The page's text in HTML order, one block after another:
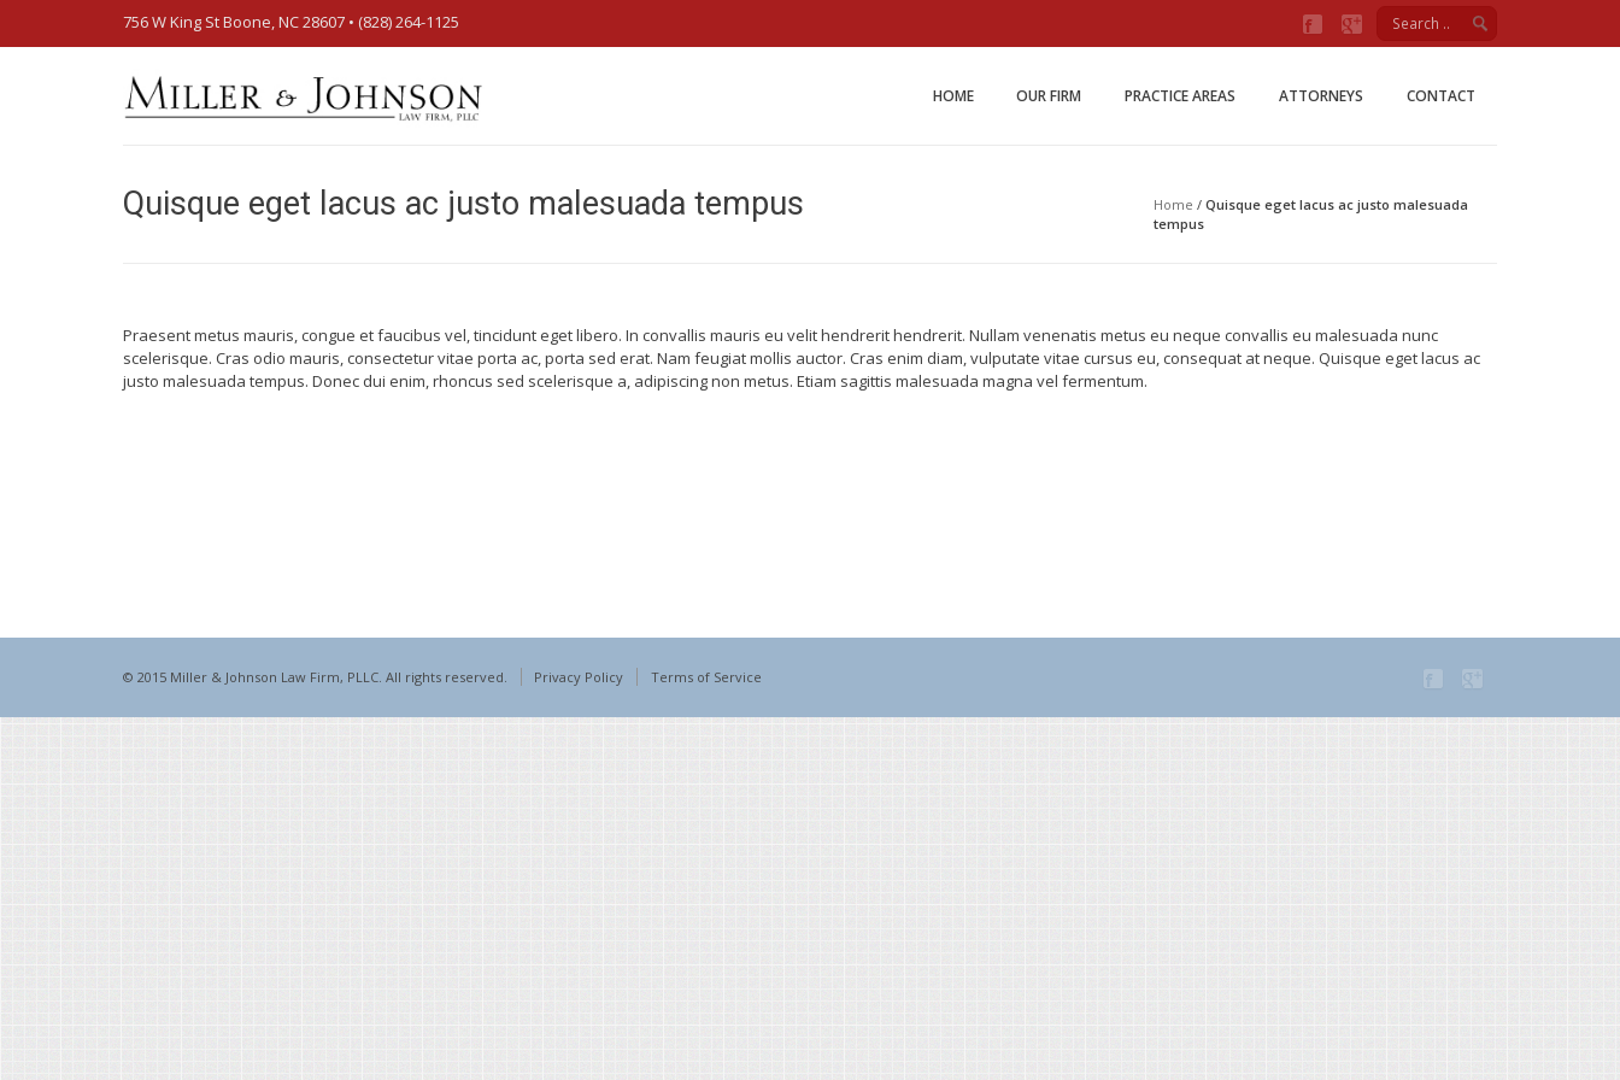
756 W King St Boone, NC 28607‎ • (828) 264-1125
Miller and Johnson Law Firm
HOME OUR FIRM PRACTICE AREAS ATTORNEYS CONTACT
Quisque eget lacus ac justo malesuada tempus Home / Quisque eget lacus ac justo malesuada
tempus
Praesent metus mauris, congue et faucibus vel, tincidunt eget libero. In convallis mauris eu velit hendrerit hendrerit. Nullam venenatis metus eu neque convallis eu malesuada nunc
scelerisque. Cras odio mauris, consectetur vitae porta ac, porta sed erat. Nam feugiat mollis auctor. Cras enim diam, vulputate vitae cursus eu, consequat at neque. Quisque eget lacus ac
justo malesuada tempus. Donec dui enim, rhoncus sed scelerisque a, adipiscing non metus. Etiam sagittis malesuada magna vel fermentum.
© 2015 Miller & Johnson Law Firm, PLLC. All rights reserved. Privacy Policy Terms of Service